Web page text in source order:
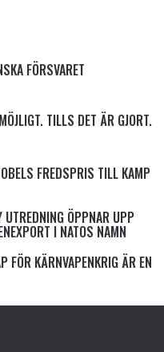
FÖRSVARET
TILLS DET ÄR GJORT.
FREDSPRIS TILL KAMP
UTREDNING ÖPPNAR UPP
I NATOS NAMN
FÖR KÄRNVAPENKRIG ÄR EN